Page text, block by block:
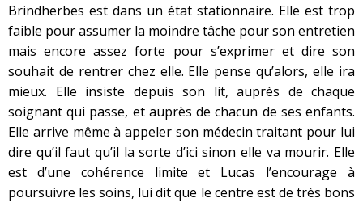
Brindherbes est dans un état stationnaire. Elle est trop
faible pour assumer la moindre tâche pour son entretien
mais encore assez forte pour s’exprimer et dire son
souhait de rentrer chez elle. Elle pense qu’alors, elle ira
mieux. Elle insiste depuis son lit, auprès de chaque
soignant qui passe, et auprès de chacun de ses enfants.
Elle arrive même à appeler son médecin traitant pour lui
dire qu’il faut qu’il la sorte d’ici sinon elle va mourir. Elle
est d’une cohérence limite et Lucas l’encourage à
poursuivre les soins, lui dit que le centre est de très bons